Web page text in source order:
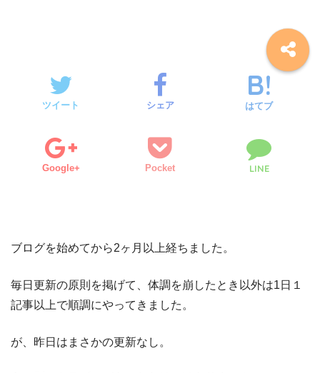
ツイート シェア はてブ
Google+ Pocket LINE
ブログを始めてから2ヶ月以上経ちました。
毎日更新の原則を掲げて、体調を崩したとき以外は1日１
記事以上で順調にやってきました。
が、昨日はまさかの更新なし。